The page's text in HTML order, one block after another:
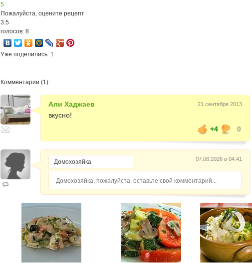
5
Пожалуйста, оцените рецепт
3.5
голосов: 8
Уже поделились: 1
Комментарии (1):
Али Хаджаев 21 сентября 2013
вкусно!
+4
0
07.08.2026 в 04:41
Домохозяйка, пожалуйста, оставьте свой комментарий...